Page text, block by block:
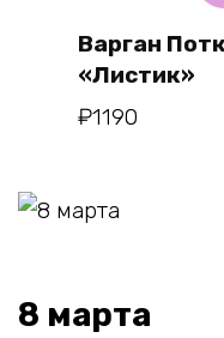
Варган
«Листик»
₽1190
8 марта